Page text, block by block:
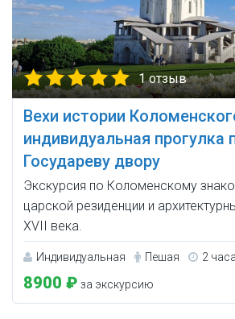
1 отзыв
Вехи истории
индивидуальная прогулка
Государеву двору
Экскурсия по Коломенскому
царской резиденции и
XVII века.
Индивидуальная Пешая 2 часа
8900 ₽ за экскурсию